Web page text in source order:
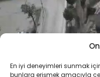
En iyi deneyimleri sunmak
bunlara erişmek amacıyla